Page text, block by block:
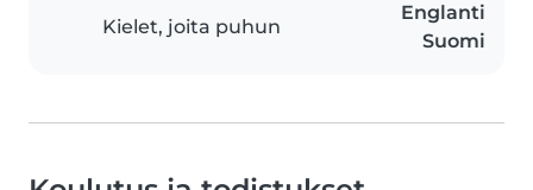
Kielet, joita puhun
Englanti
Suomi